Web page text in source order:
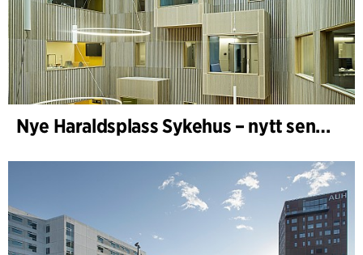
Nye Haraldsplass Sykehus – nytt sengebygg